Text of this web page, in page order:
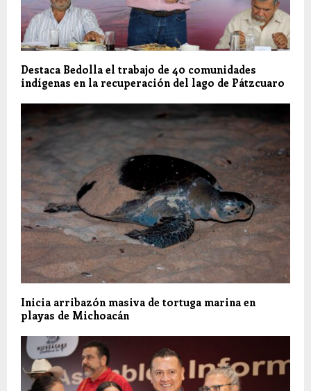
Destaca Bedolla el trabajo de 40 comunidades
indígenas en la recuperación del lago de Pátzcuaro
Inicia arribazón masiva de tortuga marina en
playas de Michoacán